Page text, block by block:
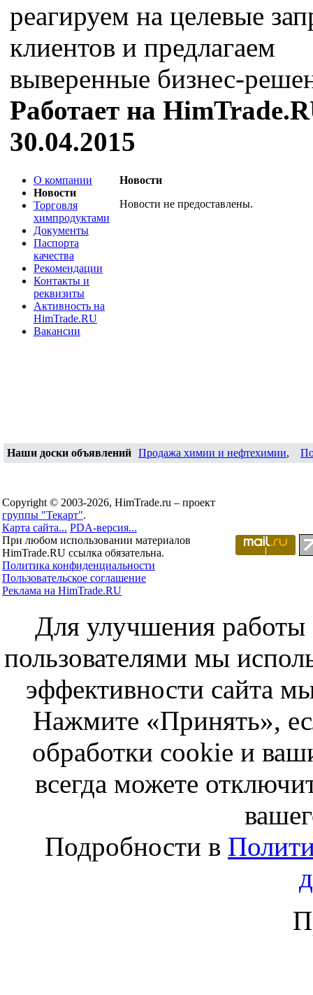
реагируем на целевые
клиентов и предлагаем
выверенные бизнес-
Работает на
30.04.2015
О компании
Новости
Торговля
химпродуктами
Документы
Паспорта
качества
Рекомендации
Контакты и
реквизиты
Активность на
HimTrade.RU
Вакансии
Новости
Новости не предоставлены.
Наши доски объявлений Продажа химии и нефтехимии,
Copyright © 2003-2026, HimTrade.ru – проект
группы "Текарт".
Карта сайта... PDA-версия...
При любом использовании материалов
HimTrade.RU ссылка обязательна.
Политика конфиденциальности
Пользовательское соглашение
Реклама на HimTrade.RU
Для улучшения работы
пользователями мы
эффективности сайта
Нажмите «Принять»,
обработки cookie и
всегда можете
Подробности в